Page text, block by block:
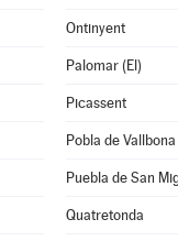
Ontinyent
Palomar (El)
Picassent
Pobla de Vallbona
Puebla de San
Quatretonda